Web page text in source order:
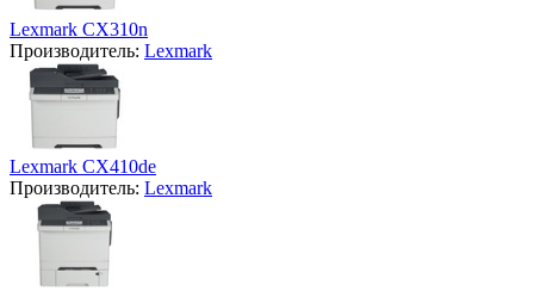
Lexmark CX310n
Производитель: Lexmark
Lexmark CX410de
Производитель: Lexmark